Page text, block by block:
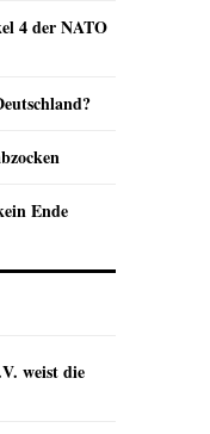
4 der NATO
Ende
weist die